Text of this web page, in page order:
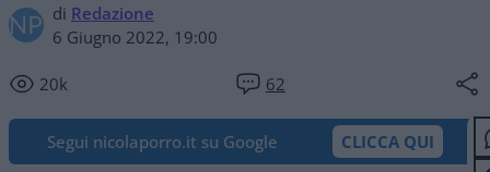
di Redazione
6 Giugno 2022, 19:00
20k 62
Segui nicolaporro.it su Google CLICCA QUI